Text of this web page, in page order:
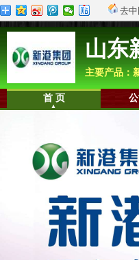
去
山东
主要产品：
首 页